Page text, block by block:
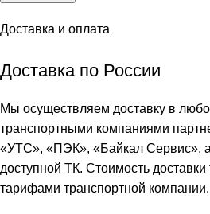
Доставка и оплата
Доставка по России
Мы осуществляем доставку в
транспортными компаниями
«УТС», «ПЭК», «Байкал Сервис»,
доступной ТК. Стоимость
тарифами транспортной компании.